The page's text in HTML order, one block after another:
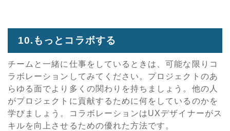
10.もっとコラボする
チームと一緒に仕事をしているときは、可能な限りコ
ラボレーションしてみてください。プロジェクトのあ
らゆる面でより多くの関わりを持ちましょう。他の人
がプロジェクトに貢献するために何をしているのかを
学びましょう。コラボレーションはUXデザイナーがス
キルを向上させるための優れた方法です。